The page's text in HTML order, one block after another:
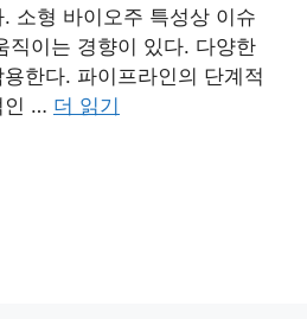
소형 바이오주 특성상 이슈
직이는 경향이 있다. 다양한
한다. 파이프라인의 단계적
인 … 더 읽기